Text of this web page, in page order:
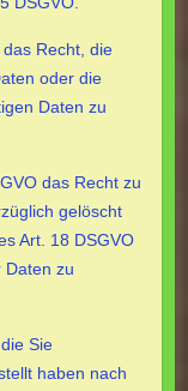
Recht, die
oder die
Daten zu
das Recht zu
gelöscht
Art. 18 DSGVO
Daten zu
Sie
haben nach